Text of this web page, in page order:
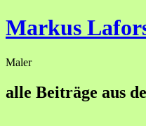
Markus
Maler
alle Beiträge aus